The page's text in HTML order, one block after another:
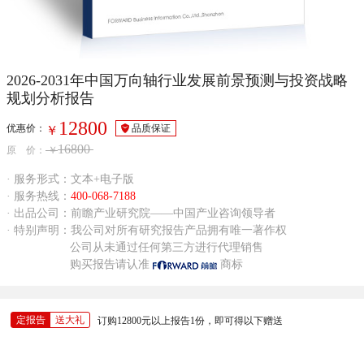
2026-2031年中国万向轴行业发展前景预测与投资战略
规划分析报告
优惠价： ￥ 12800
品质保证
原 价： ￥16800
· 服务形式：文本+电子版
· 服务热线： 400-068-7188
· 出品公司：前瞻产业研究院——中国产业咨询领导者
· 特别声明：我公司对所有研究报告产品拥有唯一著作权
公司从未通过任何第三方进行代理销售
购买报告请认准
商标
定报告 送大礼 订购12800元以上报告1份，即可得以下赠送